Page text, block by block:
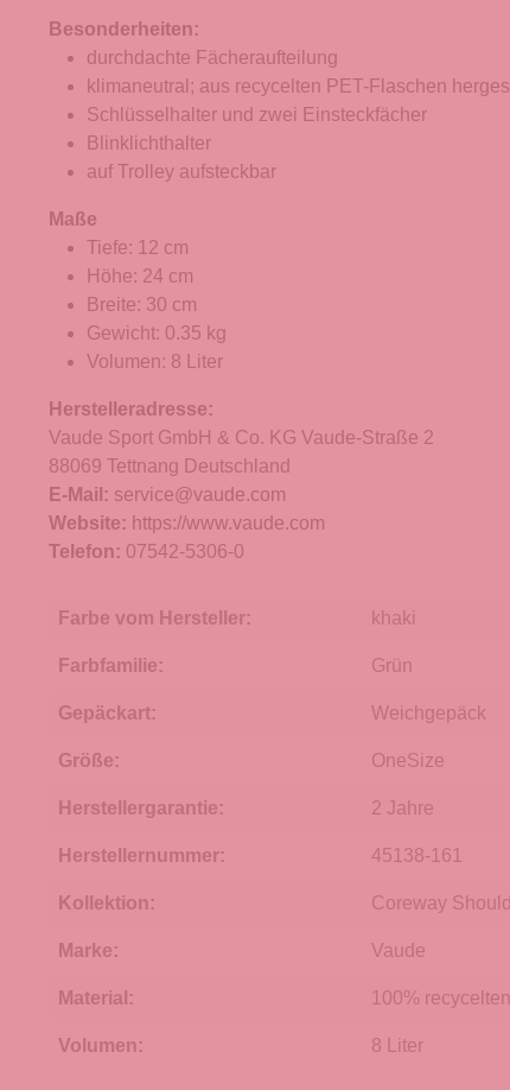
Besonderheiten:
durchdachte Fächeraufteilung
klimaneutral; aus recycelten PET-Flaschen
Schlüsselhalter und zwei Einsteckfächer
Blinklichthalter
auf Trolley aufsteckbar
Maße
Tiefe: 12 cm
Höhe: 24 cm
Breite: 30 cm
Gewicht: 0.35 kg
Volumen: 8 Liter
Herstelleradresse:
Vaude Sport GmbH & Co. KG Vaude-Straße 2
88069 Tettnang Deutschland
E-Mail: service@vaude.com
Website: https://www.vaude.com
Telefon: 07542-5306-0
Farbe vom Hersteller: khaki
Farbfamilie: Grün
Gepäckart: Weichgepäck
Größe: OneSize
Herstellergarantie: 2 Jahre
Herstellernummer: 45138-161
Kollektion: Coreway
Marke: Vaude
Material: 100%
Volumen: 8 Liter